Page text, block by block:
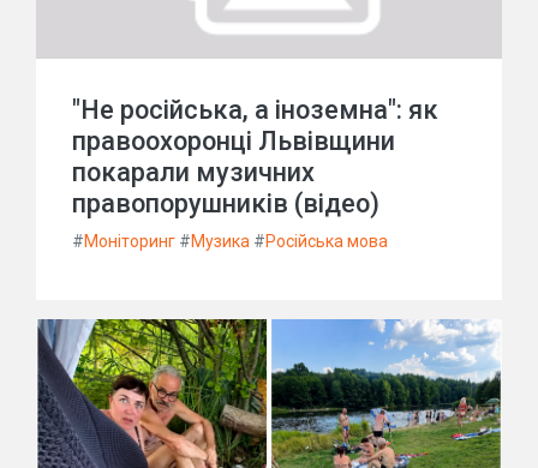
"Не російська, а іноземна": як
правоохоронці Львівщини
покарали музичних
правопорушників (відео)
#Моніторинг #Музика #Російська мова